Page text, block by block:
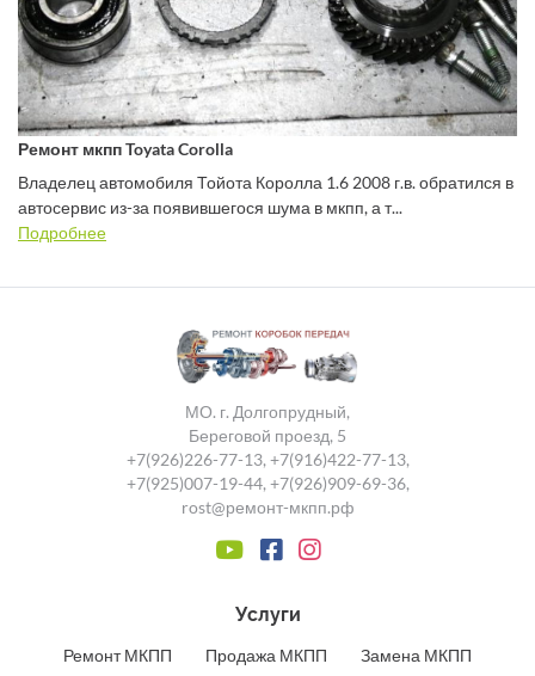
Ремонт мкпп Toyata Corolla
Владелец автомобиля Тойота Королла 1.6 2008 г.в. обратился в
автосервис из-за появившегося шума в мкпп, а т...
Подробнее
МО. г. Долгопрудный,
Береговой проезд, 5
+7(926)226-77-13, +7(916)422-77-13,
+7(925)007-19-44, +7(926)909-69-36,
rost@ремонт-мкпп.рф
Услуги
Ремонт МКПП Продажа МКПП Замена МКПП